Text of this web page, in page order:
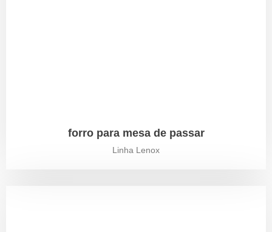
forro para mesa de passar
Linha Lenox